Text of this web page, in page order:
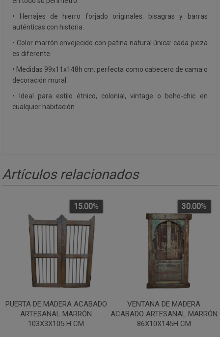
• Herrajes de hierro forjado originales: bisagras y barras
auténticas con historia.
• Color marrón envejecido con patina natural única: cada pieza
es diferente.
• Medidas 99x11x148h cm: perfecta como cabecero de cama o
decoración mural.
• Ideal para estilo étnico, colonial, vintage o boho-chic en
cualquier habitación.
Artículos relacionados
PUERTA DE MADERA ACABADO
ARTESANAL MARRÓN
103X3X105 H CM
15.00%
VENTANA DE MADERA
ACABADO ARTESANAL MARRÓN
86X10X145H CM
30.00%